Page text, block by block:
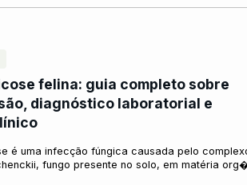
felina: guia completo sobre
diagnóstico laboratorial e
é uma infecção fúngica causada pelo
fungo presente no solo, em matéria